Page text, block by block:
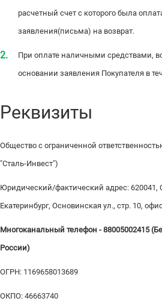
расчетный счет с которого была
заявления(письма) на возврат.
При оплате наличными средствами,
основании заявления Покупателя в
Реквизиты
Общество с ограниченной
"Сталь-Инвест")
Юридический/фактический адрес: 620041,
Екатеринбург, Основинская ул., стр. 10,
Многоканальный телефон - 88005002415
России)
ОГРН: 1169658013689
ОКПО: 46663740